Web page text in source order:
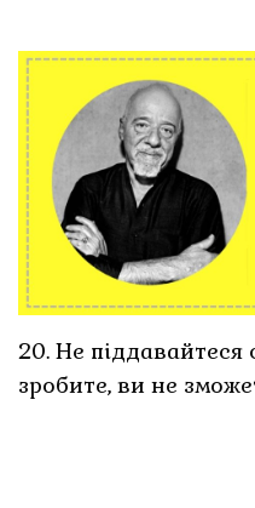
20. Не
зробите, ви не